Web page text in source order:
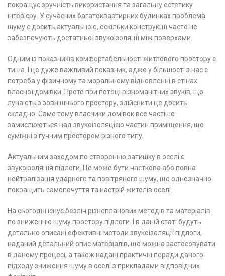
покращує зручність використання та загальну естетику
інтер’єру. У сучасних багатоквартирних будинках проблема
шуму є досить актуальною, оскільки конструкції часто не
забезпечують достатньої звукоізоляції між поверхами.
Одним із показників комфортабельності житлового простору є
тиша. І це дуже важливий показник, адже у більшості з нас є
потреба у фізичному та моральному відновленні в стінах
власної домівки. Проте при потоці різноманітних звуків, що
лунають з зовнішнього простору, здійснити це досить
складно. Саме тому власники домівок все частіше
замислюються над звукоізоляцією частин приміщення, що
суміжні з гучним простором різного типу.
Актуальним заходом по створенню затишку в оселі є
звукоізоляція підлоги. Це може бути часткова або повна
нейтралізація ударного та повітряного шуму, що однозначно
покращить самопочуття та настрій жителів оселі.
На сьогодні існує безліч різнопланових методів та матеріалів
по зниженню шуму простору підлоги. І в даній статі будуть
детально описані ефективні методи звукоізоляції підлоги,
наданий детальний опис матеріалів, що можна застосовувати
в даному процесі, а також надані практичні поради даного
підходу зниження шуму в оселі з прикладами відповідних